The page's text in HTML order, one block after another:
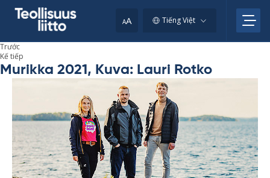
AA Tiếng Việt
Trước
Kế tiếp
Murikka 2021, Kuva: Lauri Rotko